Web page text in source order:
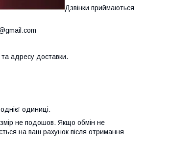
Дзвінки приймаються
адресу доставки.
одиниці.
не подошов. Якщо обмін не
на ваш рахунок після отримання